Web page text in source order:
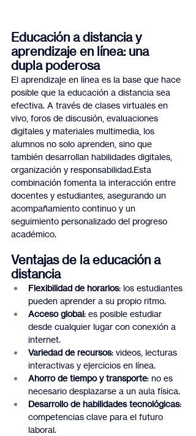
Educación a distancia y
aprendizaje en línea: una
dupla poderosa
El aprendizaje en línea es la base que hace
posible que la educación a distancia sea
efectiva. A través de clases virtuales en
vivo, foros de discusión, evaluaciones
digitales y materiales multimedia, los
alumnos no solo aprenden, sino que
también desarrollan habilidades digitales,
organización y responsabilidad.Esta
combinación fomenta la interacción entre
docentes y estudiantes, asegurando un
acompañamiento continuo y un
seguimiento personalizado del progreso
académico.
Ventajas de la educación a
distancia
Flexibilidad de horarios: los estudiantes
pueden aprender a su propio ritmo.
Acceso global: es posible estudiar
desde cualquier lugar con conexión a
internet.
Variedad de recursos: videos, lecturas
interactivas y ejercicios en línea.
Ahorro de tiempo y transporte: no es
necesario desplazarse a un aula física.
Desarrollo de habilidades tecnológicas:
competencias clave para el futuro
laboral.